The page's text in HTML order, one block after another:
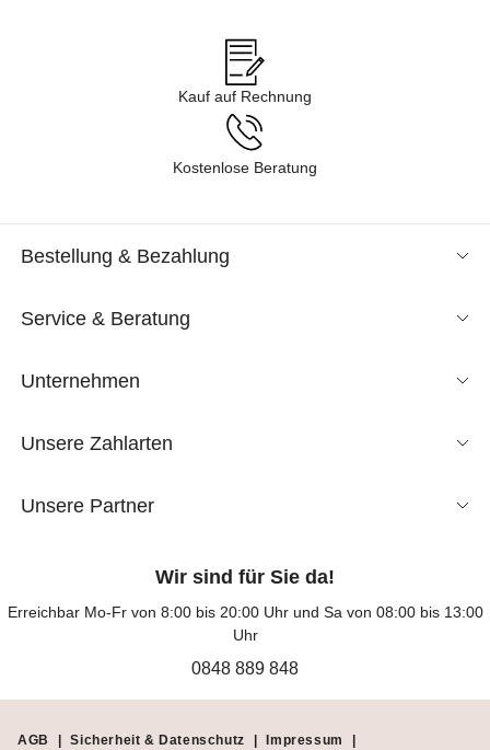
Kauf auf Rechnung
Kostenlose Beratung
Bestellung & Bezahlung
Service & Beratung
Unternehmen
Unsere Zahlarten
Unsere Partner
Wir sind für Sie da!
Erreichbar Mo-Fr von 8:00 bis 20:00 Uhr und Sa von 08:00 bis 13:00
Uhr
0848 889 848
AGB | Sicherheit & Datenschutz | Impressum |